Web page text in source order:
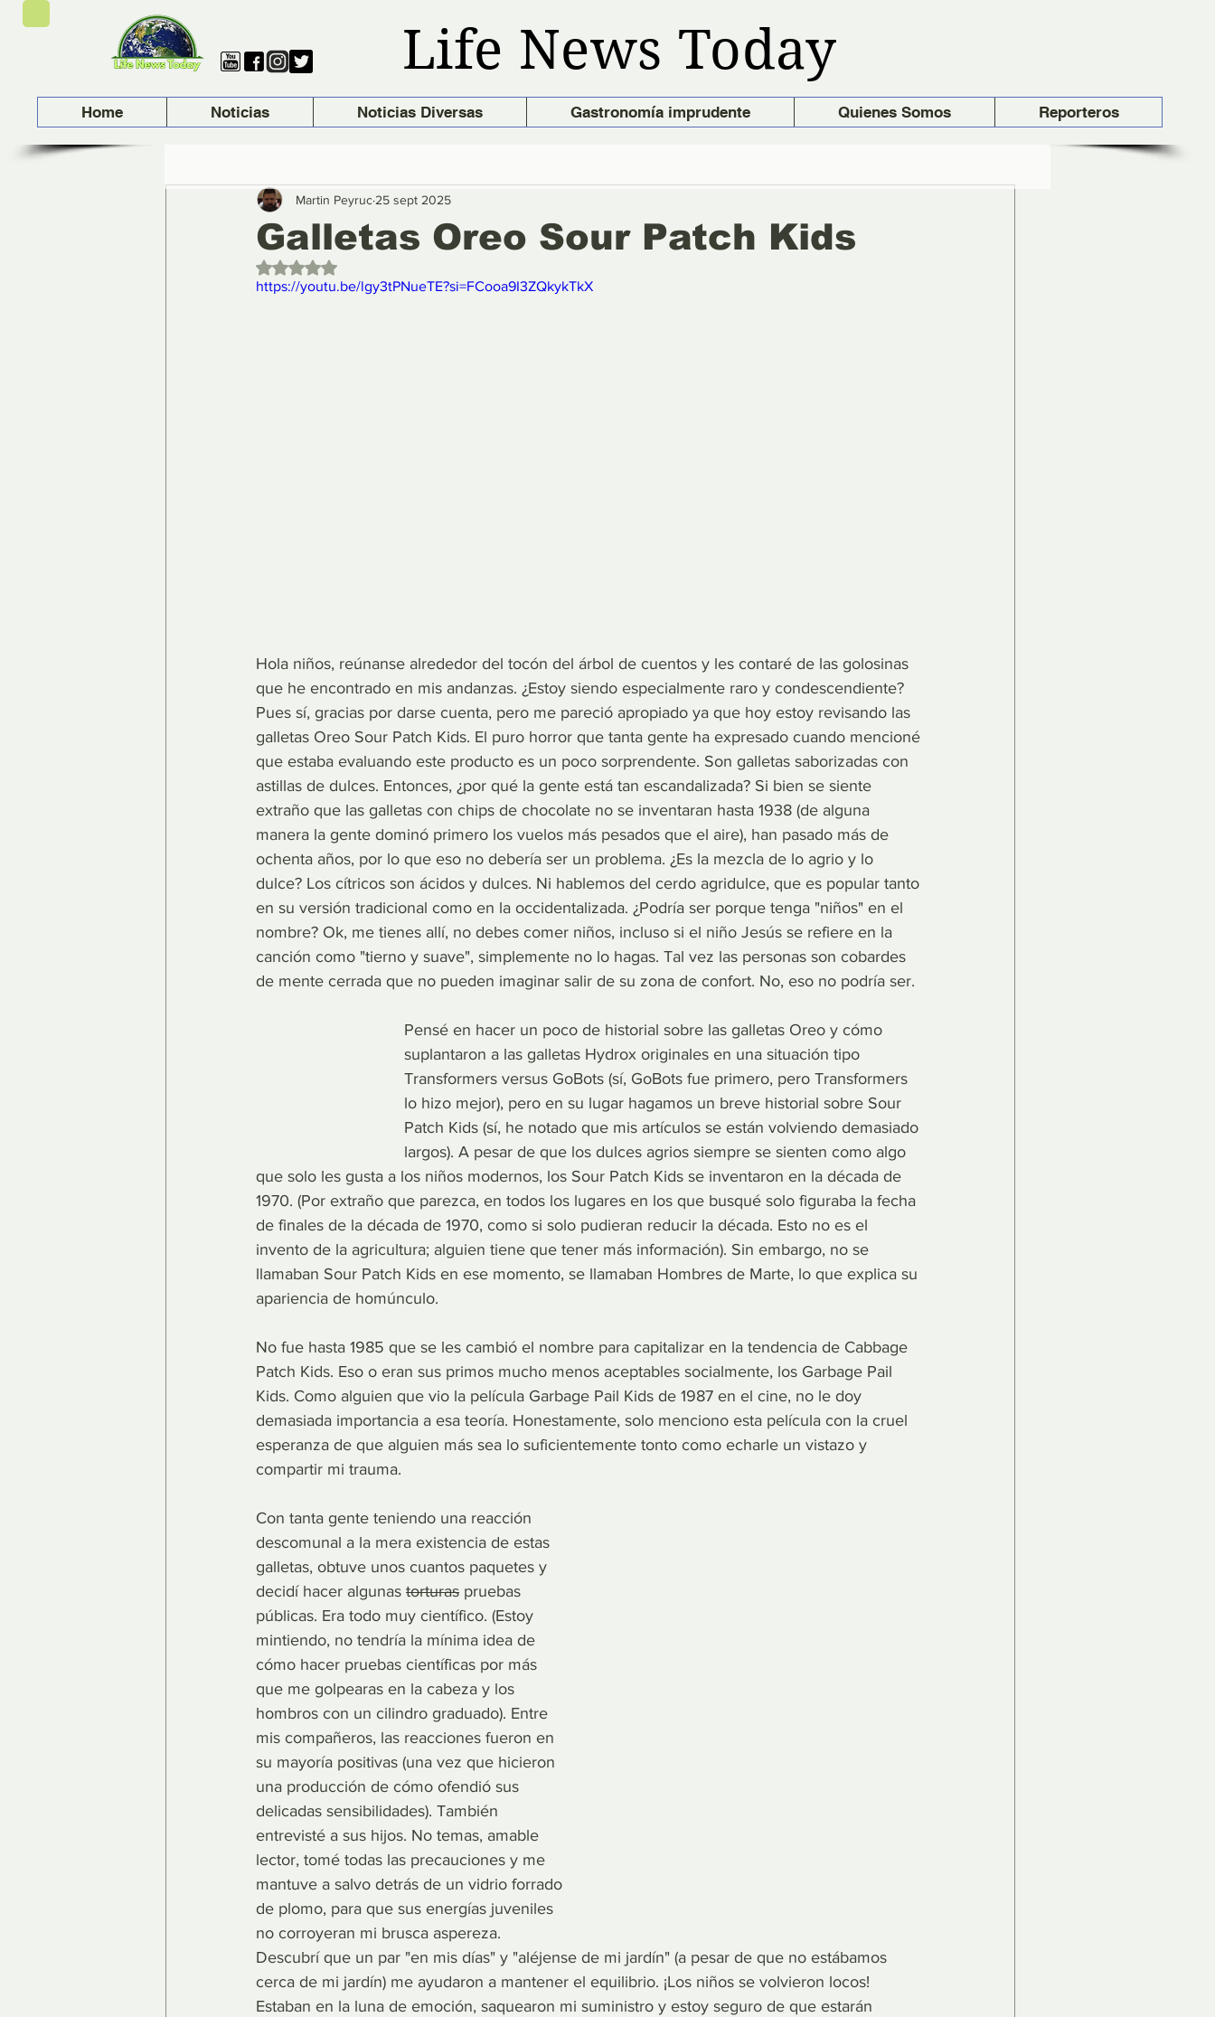
Home Noticias Noticias Diversas Gastronomía imprudente Quienes Somos Reporteros
Life News Today
Galletas Oreo Sour Patch Kids
Martin Peyruc 25 sept 2025
Obtuvo NaN de 5 estrellas.
https://youtu.be/lgy3tPNueTE?si=FCooa9I3ZQkykTkX
Hola niños, reúnanse alrededor del tocón del árbol de cuentos y les contaré de las golosinas
que he encontrado en mis andanzas. ¿Estoy siendo especialmente raro y condescendiente?
Pues sí, gracias por darse cuenta, pero me pareció apropiado ya que hoy estoy revisando las
galletas Oreo Sour Patch Kids. El puro horror que tanta gente ha expresado cuando mencioné
que estaba evaluando este producto es un poco sorprendente. Son galletas saborizadas con
astillas de dulces. Entonces, ¿por qué la gente está tan escandalizada? Si bien se siente
extraño que las galletas con chips de chocolate no se inventaran hasta 1938 (de alguna
manera la gente dominó primero los vuelos más pesados que el aire), han pasado más de
ochenta años, por lo que eso no debería ser un problema. ¿Es la mezcla de lo agrio y lo
dulce? Los cítricos son ácidos y dulces. Ni hablemos del cerdo agridulce, que es popular tanto
en su versión tradicional como en la occidentalizada. ¿Podría ser porque tenga "niños" en el
nombre? Ok, me tienes allí, no debes comer niños, incluso si el niño Jesús se refiere en la
canción como "tierno y suave", simplemente no lo hagas. Tal vez las personas son cobardes
de mente cerrada que no pueden imaginar salir de su zona de confort. No, eso no podría ser.
Pensé en hacer un poco de historial sobre las galletas Oreo y cómo
suplantaron a las galletas Hydrox originales en una situación tipo
Transformers versus GoBots (sí, GoBots fue primero, pero Transformers
lo hizo mejor), pero en su lugar hagamos un breve historial sobre Sour
Patch Kids (sí, he notado que mis artículos se están volviendo demasiado
largos). A pesar de que los dulces agrios siempre se sienten como algo
que solo les gusta a los niños modernos, los Sour Patch Kids se inventaron en la década de
1970. (Por extraño que parezca, en todos los lugares en los que busqué solo figuraba la fecha
de finales de la década de 1970, como si solo pudieran reducir la década. Esto no es el
invento de la agricultura; alguien tiene que tener más información). Sin embargo, no se
llamaban Sour Patch Kids en ese momento, se llamaban Hombres de Marte, lo que explica su
apariencia de homúnculo.
No fue hasta 1985 que se les cambió el nombre para capitalizar en la tendencia de Cabbage
Patch Kids. Eso o eran sus primos mucho menos aceptables socialmente, los Garbage Pail
Kids. Como alguien que vio la película Garbage Pail Kids de 1987 en el cine, no le doy
demasiada importancia a esa teoría. Honestamente, solo menciono esta película con la cruel
esperanza de que alguien más sea lo suficientemente tonto como echarle un vistazo y
compartir mi trauma.
Con tanta gente teniendo una reacción
descomunal a la mera existencia de estas
galletas, obtuve unos cuantos paquetes y
decidí hacer algunas torturas pruebas
públicas. Era todo muy científico. (Estoy
mintiendo, no tendría la mínima idea de
cómo hacer pruebas científicas por más
que me golpearas en la cabeza y los
hombros con un cilindro graduado). Entre
mis compañeros, las reacciones fueron en
su mayoría positivas (una vez que hicieron
una producción de cómo ofendió sus
delicadas sensibilidades). También
entrevisté a sus hijos. No temas, amable
lector, tomé todas las precauciones y me
mantuve a salvo detrás de un vidrio forrado
de plomo, para que sus energías juveniles
no corroyeran mi brusca aspereza.
Descubrí que un par "en mis días" y "aléjense de mi jardín" (a pesar de que no estábamos
cerca de mi jardín) me ayudaron a mantener el equilibrio. ¡Los niños se volvieron locos!
Estaban en la luna de emoción, saquearon mi suministro y estoy seguro de que estarán